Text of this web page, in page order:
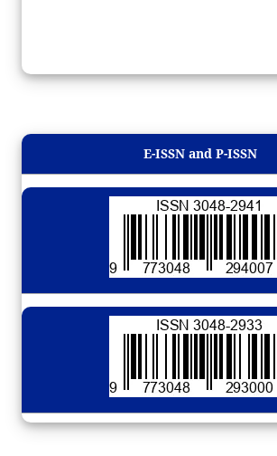
E-ISSN and P-ISSN